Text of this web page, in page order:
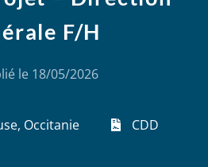
F/H
le 18/05/2026
Occitanie CDD